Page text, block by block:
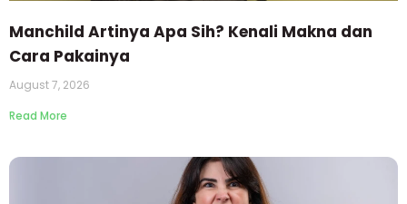
Manchild Artinya Apa Sih? Kenali Makna dan
Cara Pakainya
August 7, 2026
Read More